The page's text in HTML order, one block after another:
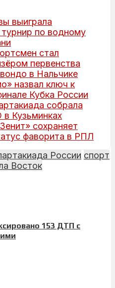
выиграла
турнир по водному
стал
первенства
в Нальчике
назвал ключ к
Кубка России
собрала
Кузьминках
сохраняет
фаворита в РПЛ
России спорт
Восток
153 ДТП с